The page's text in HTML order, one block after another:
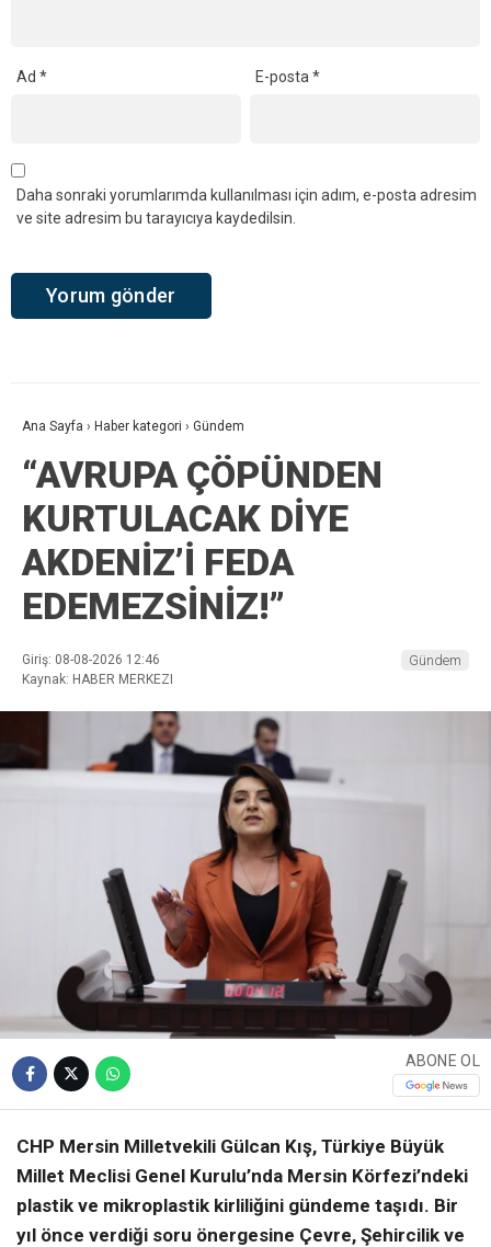
Ad * E-posta*
Daha sonraki yorumlarımda kullanılması için adım, e-posta adresim
ve site adresim bu tarayıcıya kaydedilsin.
Ana Sayfa › Haber kategori › Gündem
“AVRUPA ÇÖPÜNDEN
KURTULACAK DİYE
AKDENİZ’İ FEDA
EDEMEZSİNİZ!”
Giriş: 08-08-2026 12:46
Kaynak: HABER MERKEZI
Gündem
ABONE OL
CHP Mersin Milletvekili Gülcan Kış, Türkiye Büyük
Millet Meclisi Genel Kurulu’nda Mersin Körfezi’ndeki
plastik ve mikroplastik kirliliğini gündeme taşıdı. Bir
yıl önce verdiği soru önergesine Çevre, Şehircilik ve